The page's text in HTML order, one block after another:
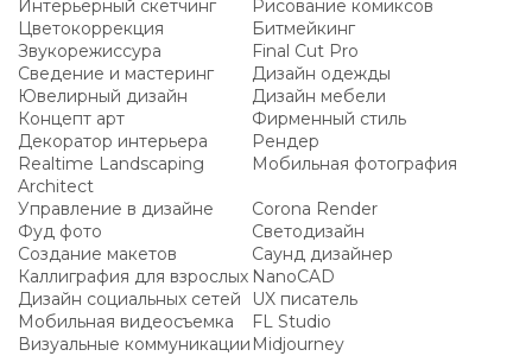
Интерьерный скетчинг
Рисование комиксов
Цветокоррекция
Битмейкинг
Звукорежиссура
Final Cut Pro
Сведение и мастеринг
Дизайн одежды
Ювелирный дизайн
Дизайн мебели
Концепт арт
Фирменный стиль
Декоратор интерьера
Рендер
Realtime Landscaping
Architect
Мобильная фотография
Управление в дизайне
Corona Render
Фуд фото
Светодизайн
Создание макетов
Саунд дизайнер
Каллиграфия для взрослых NanoCAD
Дизайн социальных сетей
UX писатель
Мобильная видеосъемка
FL Studio
Визуальные коммуникации Midjourney